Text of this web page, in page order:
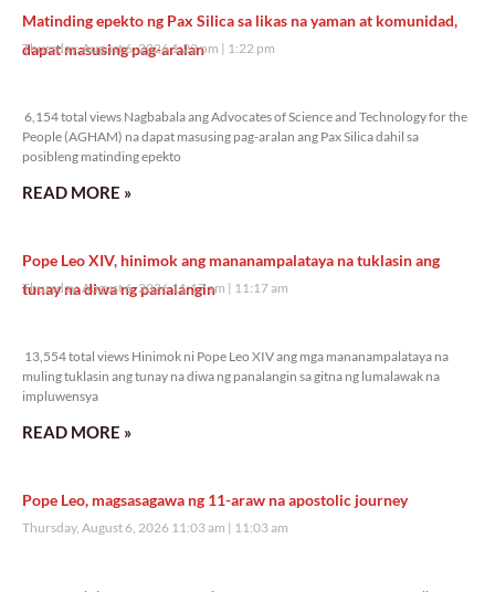
Matinding epekto ng Pax Silica sa likas na yaman at komunidad,
dapat masusing pag-aralan
Thursday, August 6, 2026 1:22 pm 1:22 pm
6,154 total views Nagbabala ang Advocates of Science and Technology for the
People (AGHAM) na dapat masusing pag-aralan ang Pax Silica dahil sa
posibleng matinding epekto
READ MORE »
Pope Leo XIV, hinimok ang mananampalataya na tuklasin ang
tunay na diwa ng panalangin
Thursday, August 6, 2026 11:17 am 11:17 am
13,554 total views Hinimok ni Pope Leo XIV ang mga mananampalataya na
muling tuklasin ang tunay na diwa ng panalangin sa gitna ng lumalawak na
impluwensya
READ MORE »
Pope Leo, magsasagawa ng 11-araw na apostolic journey
Thursday, August 6, 2026 11:03 am 11:03 am